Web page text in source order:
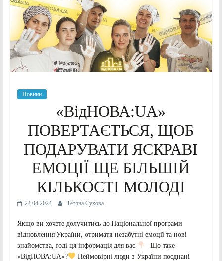
Новини
«ВідНОВА:UA»
ПОВЕРТАЄТЬСЯ, ЩОБ
ПОДАРУВАТИ ЯСКРАВІ
ЕМОЦІЇ ЩЕ БІЛЬШІЙ
КІЛЬКОСТІ МОЛОДІ
24.04.2024 Тетяна Сухова
Якщо ви хочете долучитись до Національної програми
відновлення України, отримати незабутні емоції та нові
знайомства, тоді ця інформація для вас
⠀Що таке
«ВідНОВА:UA»?
Неймовірні люди з України поєднані